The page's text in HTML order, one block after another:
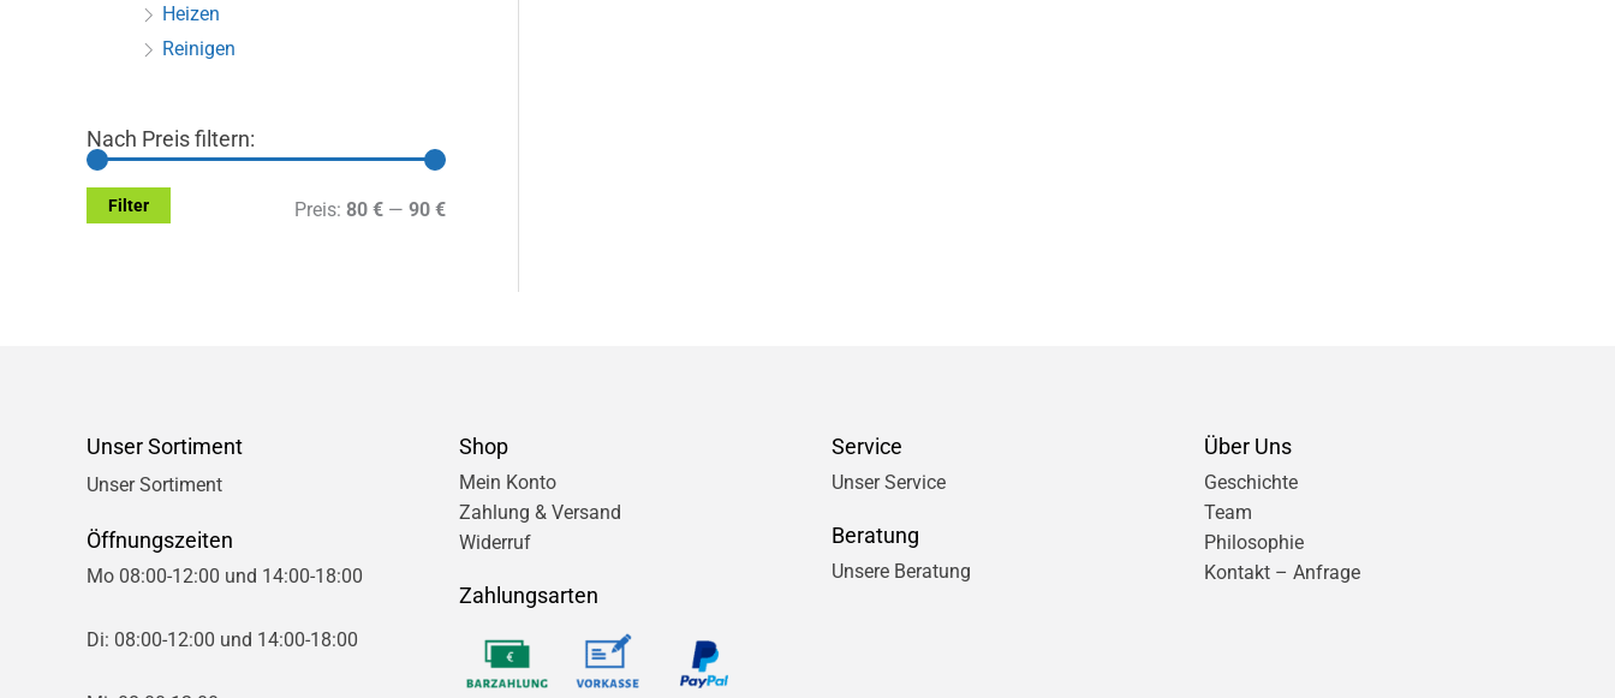
Heizen
Reinigen
Nach Preis filtern:
M
M
Filter Preis: 80 € — 90 €
Unser Sortiment
Unser Sortiment
Öffnungszeiten
Mo 08:00-12:00 und 14:00-18:00
Di: 08:00-12:00 und 14:00-18:00
Shop
Mein Konto
Zahlung & Versand
Widerruf
Zahlungsarten
Service
Unser Service
Beratung
Unsere Beratung
Über Uns
Geschichte
Team
Philosophie
Kontakt – Anfrage